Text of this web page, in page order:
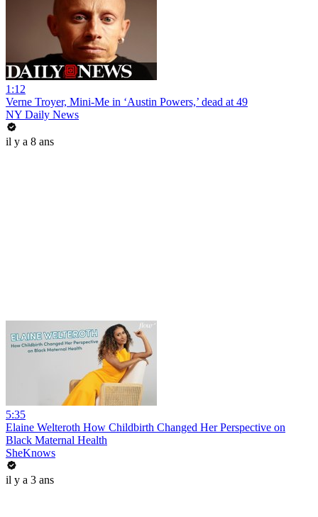
1:12
Verne Troyer, Mini-Me in ‘Austin Powers,’ dead at 49
NY Daily News
il y a 8 ans
5:35
Elaine Welteroth How Childbirth Changed Her Perspective on
Black Maternal Health
SheKnows
il y a 3 ans